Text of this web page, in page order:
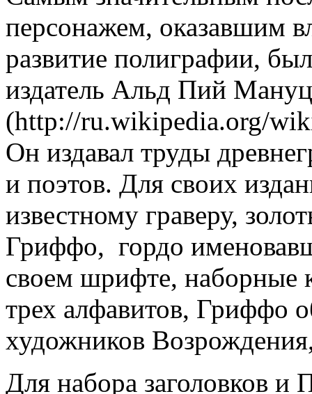
персонажем, оказавшим
развитие полиграфии,
издатель Альд Пий
(http://ru.wikipedia.org/
Он издавал труды
и поэтов. Для своих
известному граверу,
Гриффо, гордо
своем шрифте, наборные
трех алфавитов, Гриффо
художников
Для набора